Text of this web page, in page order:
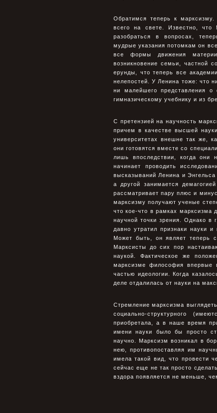
Обратимся теперь к марксизму.
всего на свете. Известно,
разобраться в вопросах,
мудрые указания потомкам он
все формы движения
возникновение семьи, частной
ерунды, что теперь все
нелепостей. У Ленина тоже: что
ни малейшего представления
гимназическому учебнику и из
С претензией на научность
причем в качестве высшей
университетах внешне так же,
они готовятся вместе со
лишь впоследствии, когда они
начинает проводить
высказываний Ленина и
а другой занимается
рассматривает пару плюс и
марксизму получают ученые
что кое-что в рамках марксизма
научной точки зрения. Однако
давно утратил признаки науки
Может быть, он являет теперь
Марксисты до сих пор
наукой. Фактическое же
марксизме философия впервые
частью идеологии. Когда
деле отдалилась от науки на
Стремление марксизма
социально-структурного
приобретала, а в наше время
имени науки было бы просто
научно. Марксизм возникал в
нею, противопоставляя им
имела такой вид, что провести
сейчас еще не так просто
вздора появляется не меньше,